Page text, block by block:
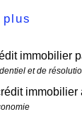
immobilier
et de